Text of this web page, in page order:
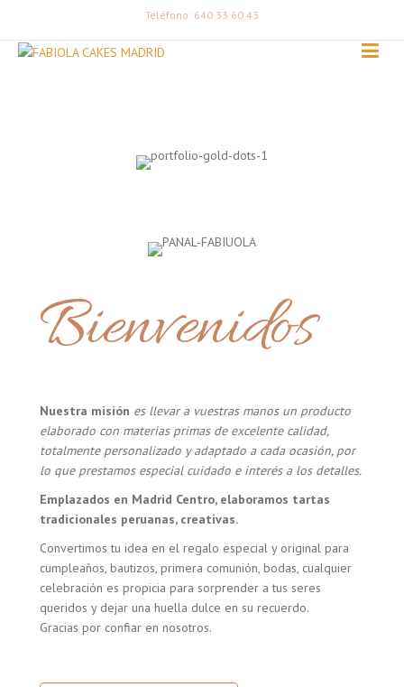
Teléfono: 640 33 60 43
Bienvenidos
Nuestra misión es llevar a vuestras manos un producto
elaborado con materias primas de excelente calidad,
totalmente personalizado y adaptado a cada ocasión, por
lo que prestamos especial cuidado e interés a los detalles.
Emplazados en Madrid Centro, elaboramos tartas
tradicionales peruanas, creativas.
Convertimos tu idea en el regalo especial y original para
cumpleaños, bautizos, primera comunión, bodas, cualquier
celebración es propicia para sorprender a tus seres
queridos y dejar una huella dulce en su recuerdo.
Gracias por confiar en nosotros.